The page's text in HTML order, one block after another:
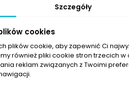
Szczegóły
cookies
plików cookie, aby zapewnić Ci
również pliki cookie stron trzecich w
reklam związanych z Twoimi